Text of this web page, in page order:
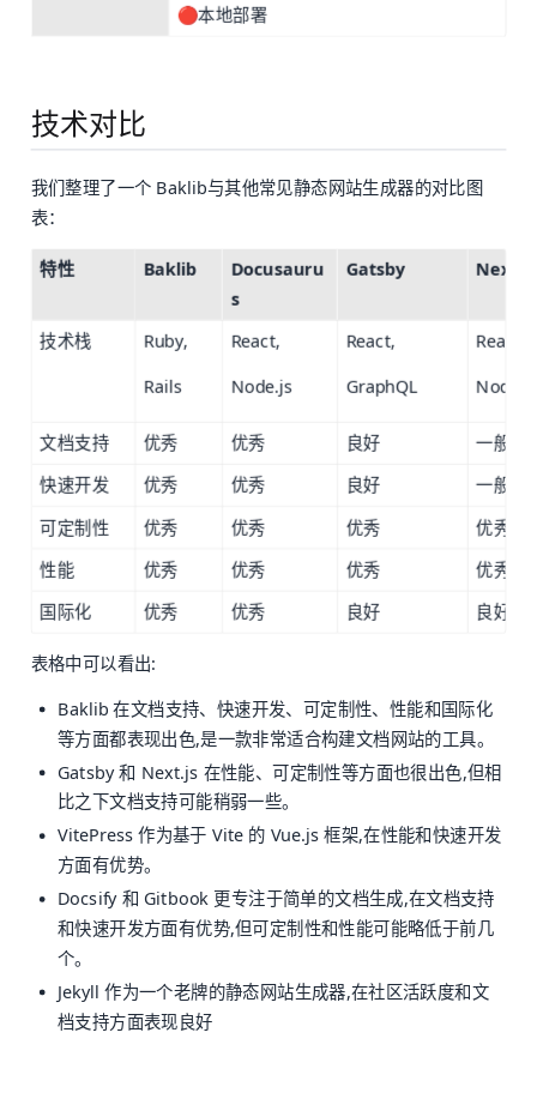
🔴本地部署
技术对比
我们整理了一个 Baklib与其他常见静态网站生成器的对比图
表：
特性 Baklib
Docusauru
s
Gatsby Next.js
技术栈
Ruby,
Rails
React,
Node.js
React,
GraphQL
React,
Node.js
文档支持 优秀 优秀 良好
一般
快速开发
优秀 优秀 良好 一般
可定制性 优秀 优秀 优秀 优秀
性能 优秀 优秀 优秀
优秀
国际化
优秀 优秀 良好 良好
表格中可以看出:
Baklib 在文档支持、快速开发、可定制性、性能和国际化
等方面都表现出色,是一款非常适合构建文档网站的工具。
Gatsby 和 Next.js 在性能、可定制性等方面也很出色,但相
比之下文档支持可能稍弱一些。
VitePress 作为基于 Vite 的 Vue.js 框架,在性能和快速开发
方面有优势。
Docsify 和 Gitbook 更专注于简单的文档生成,在文档支持
和快速开发方面有优势,但可定制性和性能可能略低于前几
个。
Jekyll 作为一个老牌的静态网站生成器,在社区活跃度和文
档支持方面表现良好